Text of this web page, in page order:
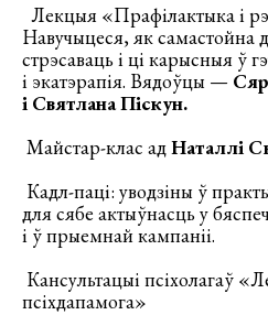
Лекцыя «Прафілактыка і
Навучыцеся, як самастойна
стрэсаваць і ці карысныя ў
і экатэрапія. Вядоўцы —
і Святлана Піскун.
Майстар-клас адНаталлі
Кадл-паці: уводзіны ў
для сябе актыўнасць у
і ў прыемнай кампаніі.
Кансультацыі псіхолагаў
псіхдапамога»